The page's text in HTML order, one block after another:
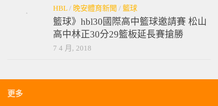
HBL/ 晚安體育新聞 / 籃球
籃球》hbl30國際高中籃球邀請賽 松山
高中林正30分29籃板延長賽搶勝
7 4 月, 2018
更多